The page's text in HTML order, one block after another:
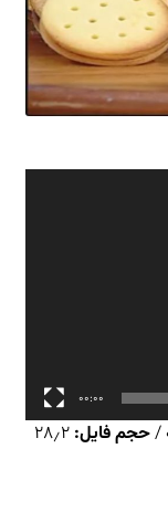
00:00
حجم فایل: ۲۸٫۲